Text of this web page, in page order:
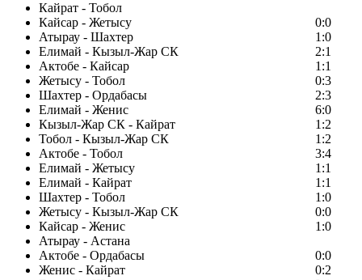
Кайрат - Тобол
Кайсар - Жетысу
0:0
Атырау - Шахтер
1:0
Елимай - Кызыл-Жар СК
2:1
Актобе - Кайсар
1:1
Жетысу - Тобол
0:3
Шахтер - Ордабасы
2:3
Елимай - Женис
6:0
Кызыл-Жар СК - Кайрат
1:2
Тобол - Кызыл-Жар СК
1:2
Актобе - Тобол
3:4
Елимай - Жетысу
1:1
Елимай - Кайрат
1:1
Шахтер - Тобол
1:0
Жетысу - Кызыл-Жар СК
0:0
Кайсар - Женис
1:0
Атырау - Астана
Актобе - Ордабасы
0:0
Женис - Кайрат
0:2